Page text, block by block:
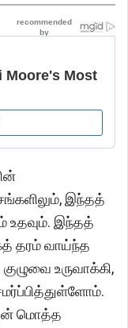
இந்தத்
உதவும். இந்தத்
தரம் வாய்ந்த
உருவாக்கி,
மொத்த